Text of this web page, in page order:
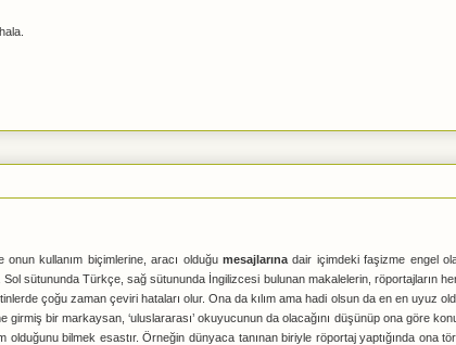
onun kullanım biçimlerine, aracı olduğumesajlarınadair içimdeki faşizme engel
Sol sütununda Türkçe, sağ sütununda İngilizcesi bulunan makalelerin, röportajların
çoğu zaman çeviri hataları olur. Ona da kılım ama hadi olsun da en en uyuz
girmiş bir markaysan, ‘uluslararası’ okuyucunun da olacağını düşünüp ona göre
bilmek esastır. Örneğin dünyaca tanınan biriyle röportaj yaptığında ona